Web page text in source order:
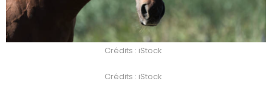
Crédits : iStock
Crédits : iStock